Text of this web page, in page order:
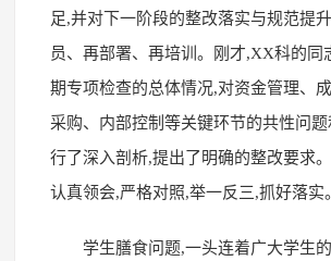
足,并对下一阶段的整改落实与规范提
员、再部署、再培训。刚才,XX科的同
期专项检查的总体情况,对资金管理、
采购、内部控制等关键环节的共性问
行了深入剖析,提出了明确的整改要求
认真领会,严格对照,举一反三,抓好落实。
学生膳食问题,一头连着广大学生